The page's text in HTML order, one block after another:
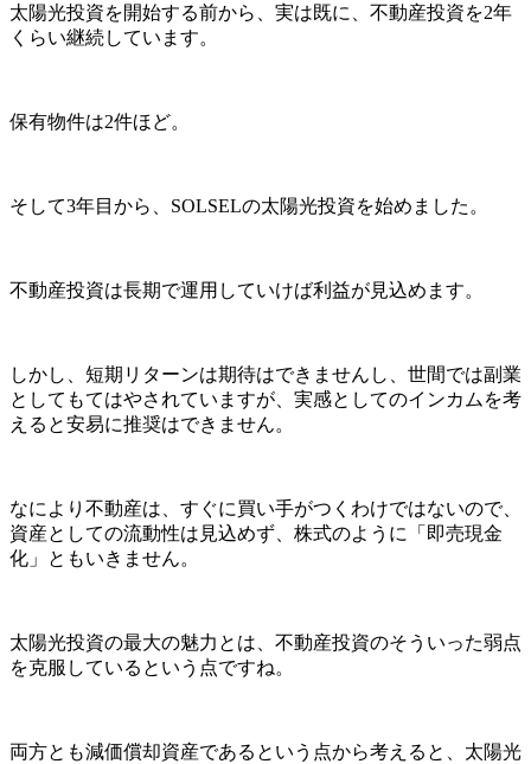
太陽光投資を開始する前から、実は既に、不動産投資を2年
くらい継続しています。
保有物件は2件ほど。
そして3年目から、SOLSELの太陽光投資を始めました。
不動産投資は長期で運用していけば利益が見込めます。
しかし、短期リターンは期待はできませんし、世間では副業
としてもてはやされていますが、実感としてのインカムを考
えると安易に推奨はできません。
なにより不動産は、すぐに買い手がつくわけではないので、
資産としての流動性は見込めず、株式のように「即売現金
化」ともいきません。
太陽光投資の最大の魅力とは、不動産投資のそういった弱点
を克服しているという点ですね。
両方とも減価償却資産であるという点から考えると、太陽光